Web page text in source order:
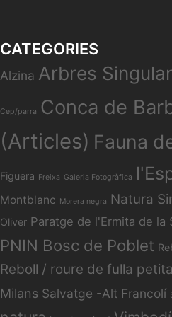
CATEGORIES
Alzina Arbres
Cep/parra Conca de
(Articles) Fauna
Figuera Freixa Galeria Fotogràfica
Montblanc Morera negra Natura
Oliver Paratge de l'Ermita de la
PNIN Bosc de Poblet
Reboll / roure de fulla petita
Milans Salvatge -Alt Francolí